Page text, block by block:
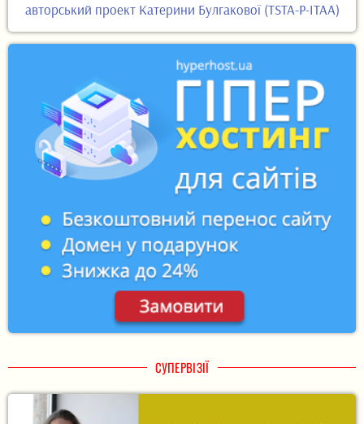
авторський проект Катерини Булгакової (TSTA-P-ITAA)
СУПЕРВІЗІЇ